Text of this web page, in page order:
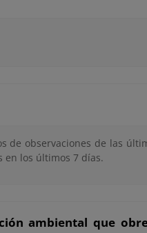
de observaciones de las
en los últimos 7 días.
ambiental que